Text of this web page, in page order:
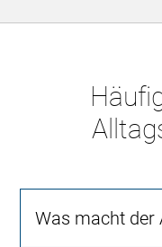
Was macht der